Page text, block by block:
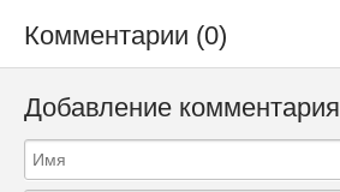
Комментарии (0)
Добавление комментария